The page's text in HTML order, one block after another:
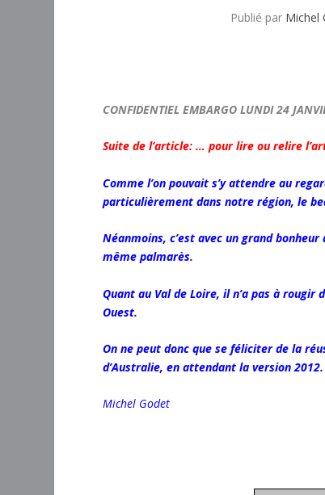
Publié par Michel
CONFIDENTIEL EMBARGO LUNDI 24
Suite de l’article:… pour lire ou relire
Comme l’on pouvait s’y attendre au
particulièrement dans notre région, le
Néanmoins, c’est avec un grand
même palmarès.
Quant au Val de Loire, il n’a pas à
Ouest.
On ne peut donc que se féliciter de la
d’Australie, en attendant la version 2012.
Michel Godet